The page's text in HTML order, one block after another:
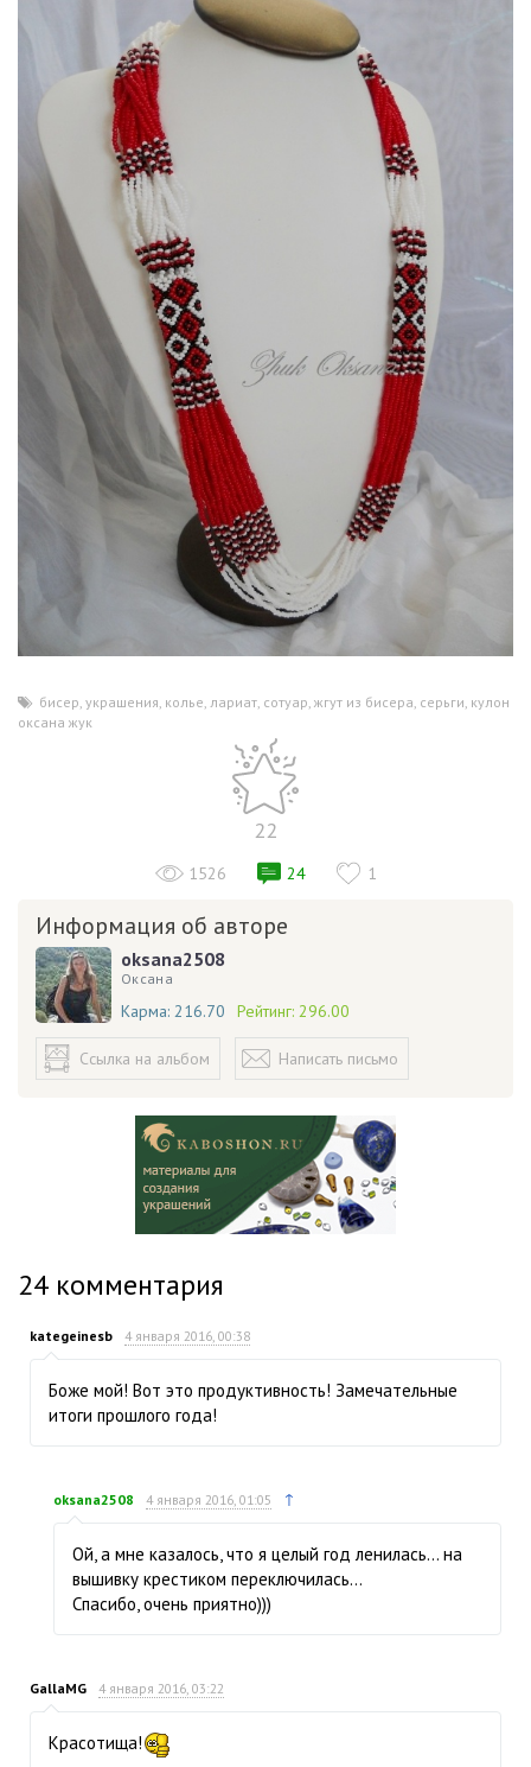
бисер, украшения, колье, лариат, сотуар, жгут из бисера, серьги, кулон
оксана жук
22
1526 24 1
Информация об авторе
oksana2508
Оксана
Карма: 216.70 Рейтинг: 296.00
Ссылка на альбом Написать письмо
24 комментария
kategeinesb 4 января 2016, 00:38
Боже мой! Вот это продуктивность! Замечательные
итоги прошлого года!
oksana2508 4 января 2016, 01:05 ↑
Ой, а мне казалось, что я целый год ленилась… на
вышивку крестиком переключилась…
Спасибо, очень приятно)))
GallaMG 4 января 2016, 03:22
Красотища!